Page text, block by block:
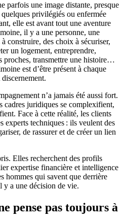
parfois une image distante, presque
privilégiés ou enfermée
elle est avant tout une aventure
il y a une personne, une
construire, des choix à sécuriser,
un logement, entreprendre,
proches, transmettre une histoire…
est d’être présent à chaque
n’a jamais été aussi fort.
cadres juridiques se complexifient,
Face à cette réalité, les clients
experts techniques : ils veulent des
de rassurer et de créer un lien
Elles recherchent des profils
expertise financière et intelligence
hommes qui savent que derrière
y a une décision de vie.
pense pas toujours à